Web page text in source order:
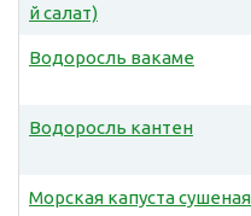
й салат)
Водоросль вакаме
Водоросль кантен
Морская капуста сушеная